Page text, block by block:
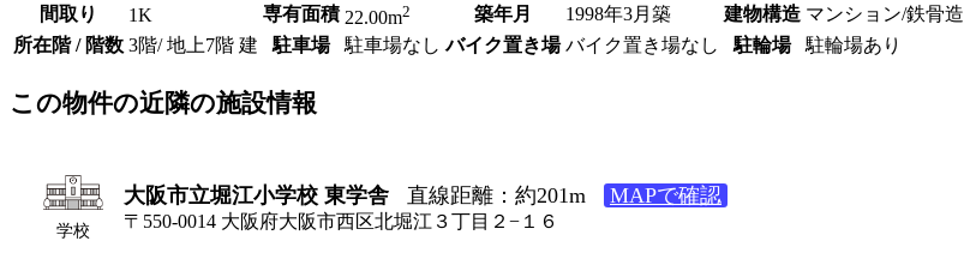
間取り
1K 専有面積 22.00m2 築年月 1998年3月築 建物構造 マンション/鉄骨造
所在階 / 階数 3階/ 地上7階 建 駐車場 駐車場なし バイク置き場 バイク置き場なし 駐輪場 駐輪場あり
この物件の近隣の施設情報
学校
大阪市立堀江小学校 東学舎 直線距離：約201m MAPで確認
〒550-0014 大阪府大阪市西区北堀江３丁目２−１６